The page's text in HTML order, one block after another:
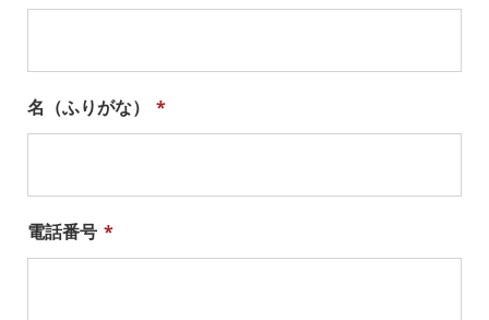
名（ふりがな） *
電話番号 *